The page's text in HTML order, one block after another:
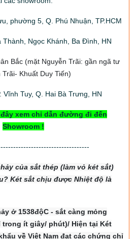
phường 5, Q. Phú Nhuận, TP.HCM
Ngọc Khánh, Ba Đình, HN
Bắc (mặt Nguyễn Trãi: gần ngã tư
Trãi- Khuất Duy Tiến)
Vĩnh Tuy, Q. Hai Bà Trưng, HN
xem chỉ dẫn đường đi đến
Showroom !
của sắt thép (làm vỏ két sắt)
Két sắt chịu được Nhiệt độ là
ở 1538độC - sắt càng mỏng
ít giây/ phút)/ Hiện tại Két
về Việt Nam đạt các chứng chỉ